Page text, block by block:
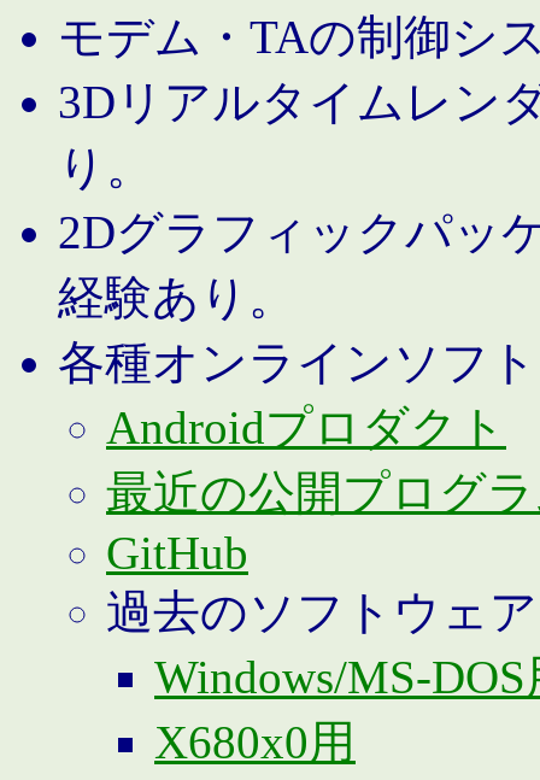
モデム・TAの制御シ
3Dリアルタイムレン
り。
2Dグラフィックパッ
経験あり。
各種オンラインソフ
Androidプロダクト
最近の公開プログ
GitHub
過去のソフトウェア
Windows/MS-DOS
X680x0用